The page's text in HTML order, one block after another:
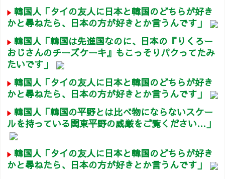
韓国人「タイの友人に日本と韓国のどちらが好き
かと尋ねたら、日本の方が好きとか言うんです」
韓国人「韓国は先進国なのに、日本の『りくろー
おじさんのチーズケーキ』もこっそりパクってたみ
たいです」
韓国人「タイの友人に日本と韓国のどちらが好き
かと尋ねたら、日本の方が好きとか言うんです」
韓国人「韓国の平野とは比べ物にならないスケー
ルを持っている関東平野の威厳をご覧ください…」
韓国人「タイの友人に日本と韓国のどちらが好き
かと尋ねたら、日本の方が好きとか言うんです」